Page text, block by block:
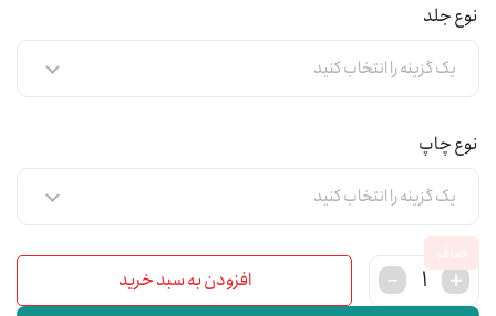
نوع جلد
نوع چاپ
افزودن به سبد خرید